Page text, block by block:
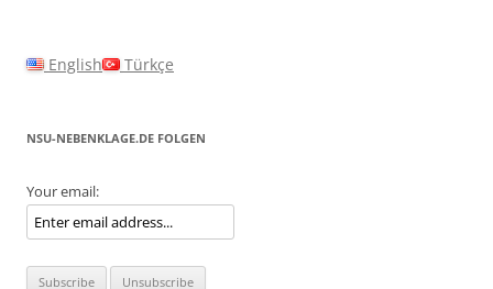
English Türkçe
NSU-NEBENKLAGE.DE FOLGEN
Your email: